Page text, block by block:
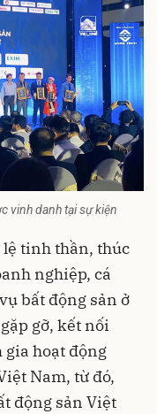
vinh danh tại sự kiện
tinh thần, thúc
nghiệp, cá
bất động sản ở
gỡ, kết nối
gia hoạt động
Nam, từ đó,
động sản Việt